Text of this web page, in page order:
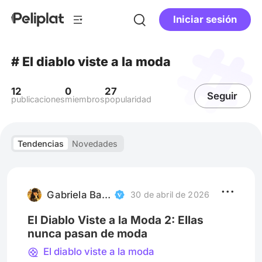
Iniciar sesión
# El diablo viste a la moda
12
publicaciones
0
miembros
27
popularidad Seguir
Tendencias Novedades
Gabriela Barsello 30 de abril de 2026
El Diablo Viste a la Moda 2: Ellas
nunca pasan de moda
El diablo viste a la moda